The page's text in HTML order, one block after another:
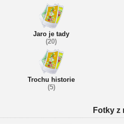
Jaro je tady
(20)
Trochu historie
(5)
Fotky z